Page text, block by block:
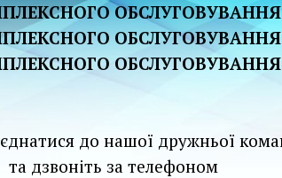
до нашої дружньої
дзвоніть за телефоном